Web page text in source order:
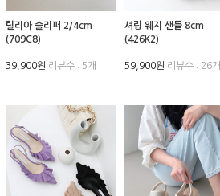
릴리아 슬리퍼 2/4cm
(709C8)
39,900원 리뷰수 : 5개
셔링 웨지 샌들 8cm
(426K2)
59,900원 리뷰수 : 26개